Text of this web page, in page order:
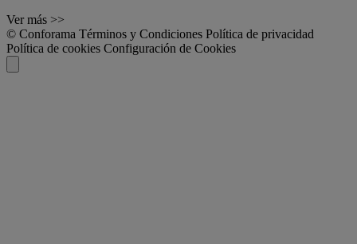
Ver más >>
© Conforama Términos y Condiciones Política de privacidad
Política de cookies Configuración de Cookies